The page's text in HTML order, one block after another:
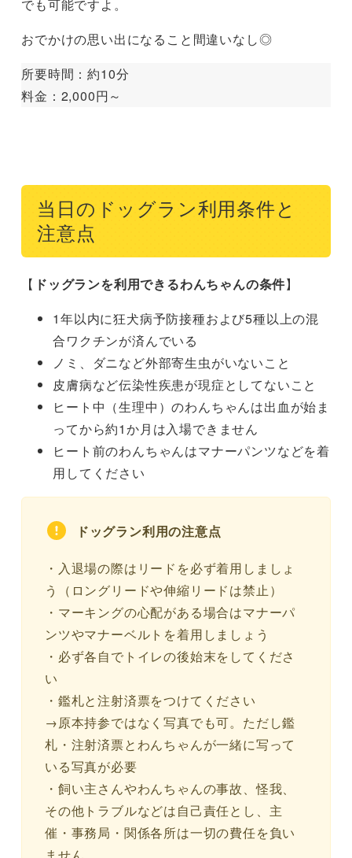
でも可能ですよ。
おでかけの思い出になること間違いなし◎
所要時間：約10分
料金：2,000円～
当日のドッグラン利用条件と
注意点
【 ドッグランを利用できるわんちゃんの条件】
1年以内に狂犬病予防接種および5種以上の混
合ワクチンが済んでいる
ノミ、ダニなど外部寄生虫がいないこと
皮膚病など伝染性疾患が現症としてないこと
ヒート中（生理中）のわんちゃんは出血が始ま
ってから約1か月は入場できません
ヒート前のわんちゃんはマナーパンツなどを着
用してください
ドッグラン利用の注意点
・入退場の際はリードを必ず着用しましょ
う（ロングリードや伸縮リードは禁止）
・マーキングの心配がある場合はマナーパ
ンツやマナーベルトを着用しましょう
・必ず各自でトイレの後始末をしてくださ
い
・鑑札と注射済票をつけてください
→原本持参ではなく写真でも可。ただし鑑
札・注射済票とわんちゃんが一緒に写って
いる写真が必要
・飼い主さんやわんちゃんの事故、怪我、
その他トラブルなどは自己責任とし、主
催・事務局・関係各所は一切の費任を負い
ません